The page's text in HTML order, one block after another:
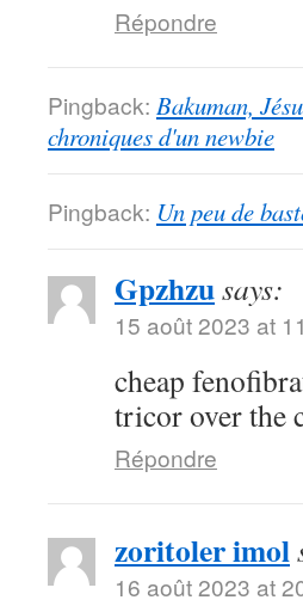
Répondre
Pingback: Bakuman,
chroniques d'un newbie
Pingback: Un peu de
Gpzhzusays:
15 août 2023 at
cheap
tricor over the
Répondre
zoritoler imol
16 août 2023 at